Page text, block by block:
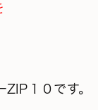
１０です。